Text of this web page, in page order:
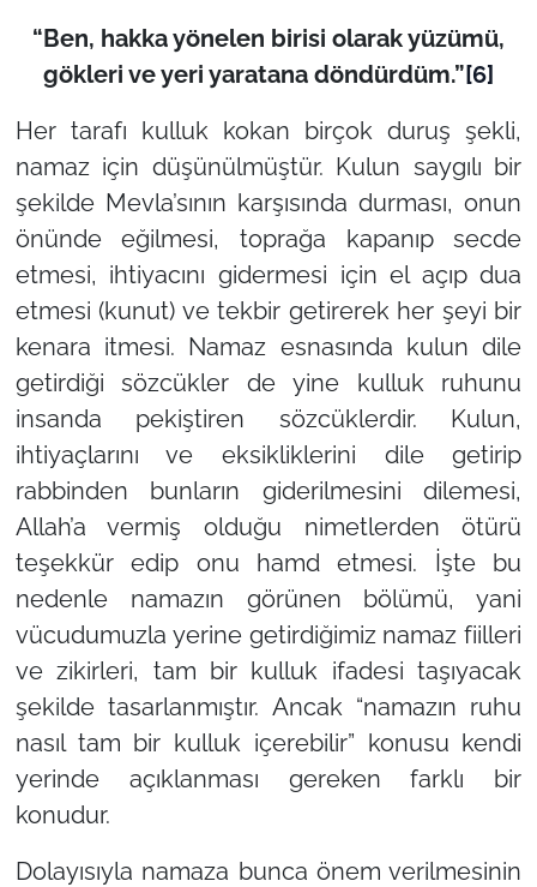
“Ben, hakka yönelen birisi olarak yüzümü,
gökleri ve yeri yaratana döndürdüm.”[6]
Her tarafı kulluk kokan birçok duruş şekli,
namaz için düşünülmüştür. Kulun saygılı bir
şekilde Mevla’sının karşısında durması, onun
önünde eğilmesi, toprağa kapanıp secde
etmesi, ihtiyacını gidermesi için el açıp dua
etmesi (kunut) ve tekbir getirerek her şeyi bir
kenara itmesi. Namaz esnasında kulun dile
getirdiği sözcükler de yine kulluk ruhunu
insanda pekiştiren sözcüklerdir. Kulun,
ihtiyaçlarını ve eksikliklerini dile getirip
rabbinden bunların giderilmesini dilemesi,
Allah’a vermiş olduğu nimetlerden ötürü
teşekkür edip onu hamd etmesi. İşte bu
nedenle namazın görünen bölümü, yani
vücudumuzla yerine getirdiğimiz namaz fiilleri
ve zikirleri, tam bir kulluk ifadesi taşıyacak
şekilde tasarlanmıştır. Ancak “namazın ruhu
nasıl tam bir kulluk içerebilir” konusu kendi
yerinde açıklanması gereken farklı bir
konudur.
Dolayısıyla namaza bunca önem verilmesinin